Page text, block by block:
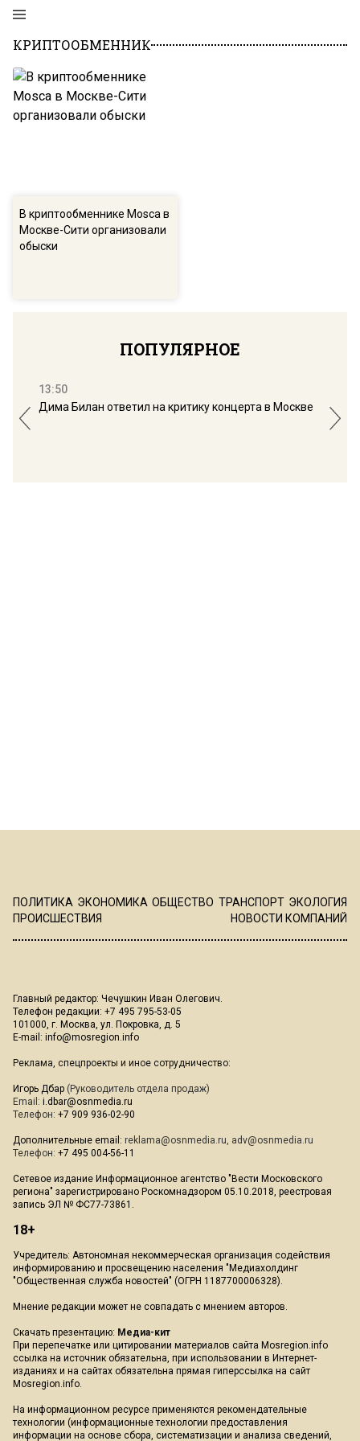
КРИПТООБМЕННИК
В криптообменнике Mosca в
Москве-Сити организовали
обыски
ПОПУЛЯРНОЕ
13:50
Дима Билан ответил на критику концерта в Москве
ПОЛИТИКА ЭКОНОМИКА ОБЩЕСТВО ТРАНСПОРТ ЭКОЛОГИЯ
ПРОИСШЕСТВИЯ
НОВОСТИ КОМПАНИЙ
Главный редактор: Чечушкин Иван Олегович.
Телефон редакции: +7 495 795-53-05
101000, г. Москва, ул. Покровка, д. 5
E-mail: info@mosregion.info
Реклама, спецпроекты и иное сотрудничество:
Игорь Дбар (Руководитель отдела продаж)
Email: i.dbar@osnmedia.ru
Телефон: +7 909 936-02-90
Дополнительные email: reklama@osnmedia.ru, adv@osnmedia.ru
Телефон: +7 495 004-56-11
Сетевое издание Информационное агентство "Вести Московского
региона" зарегистрировано Роскомнадзором 05.10.2018, реестровая
запись ЭЛ № ФС77-73861.
18+
Учредитель: Автономная некоммерческая организация содействия
информированию и просвещению населения "Медиахолдинг
"Общественная служба новостей" (ОГРН 1187700006328).
Мнение редакции может не совпадать с мнением авторов.
Скачать презентацию: Медиа-кит
При перепечатке или цитировании материалов сайта Mosregion.info
ссылка на источник обязательна, при использовании в Интернет-
изданиях и на сайтах обязательна прямая гиперссылка на сайт
Mosregion.info.
На информационном ресурсе применяются рекомендательные
технологии (информационные технологии предоставления
информации на основе сбора, систематизации и анализа сведений,